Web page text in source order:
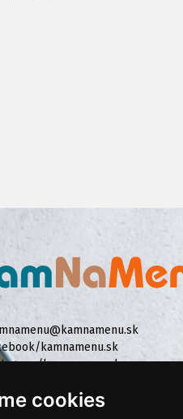
cookies
kamnamenu.sk
kamnamenu.sk